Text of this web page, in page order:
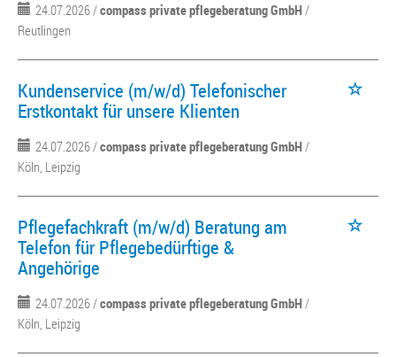
24.07.2026 /compass private pflegeberatung GmbH/
Reutlingen
Kundenservice (m/w/d) Telefonischer
Erstkontakt für unsere Klienten
24.07.2026 /compass private pflegeberatung GmbH/
Köln, Leipzig
Pflegefachkraft (m/w/d) Beratung am
Telefon für Pflegebedürftige &
Angehörige
24.07.2026 /compass private pflegeberatung GmbH/
Köln, Leipzig